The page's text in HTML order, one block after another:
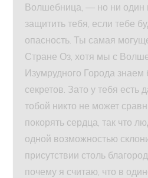
Волшебница, — но ни один
защитить тебя, если тебе
опасность. Ты самая
Стране Оз, хотя мы с
Изумрудного Города
секретов. Зато у тебя есть
тобой никто не может
покорять сердца, так что
одной возможностью
присутствии столь
почему я считаю, что в